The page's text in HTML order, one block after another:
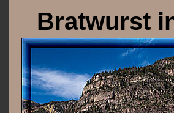
Bratwurst